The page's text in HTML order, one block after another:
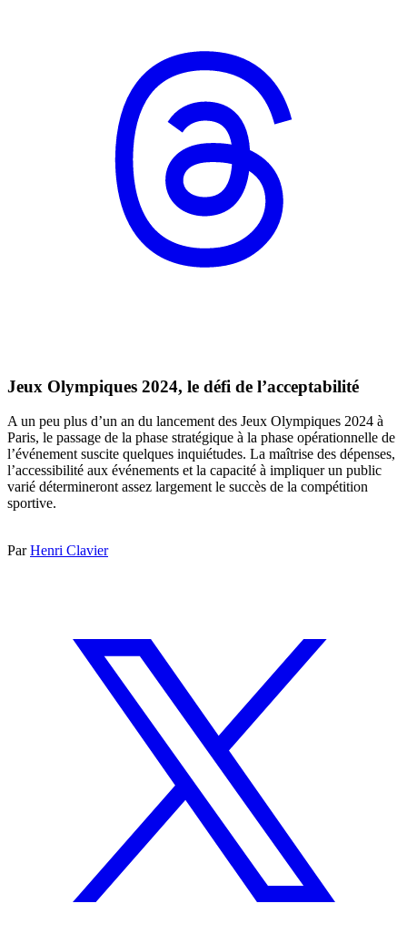
Jeux Olympiques 2024, le défi de l’acceptabilité
A un peu plus d’un an du lancement des Jeux Olympiques 2024 à
Paris, le passage de la phase stratégique à la phase opérationnelle de
l’événement suscite quelques inquiétudes. La maîtrise des dépenses,
l’accessibilité aux événements et la capacité à impliquer un public
varié détermineront assez largement le succès de la compétition
sportive.
ParHenri Clavier